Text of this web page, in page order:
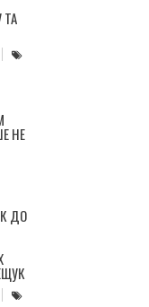
ТА
НЕ
ДО